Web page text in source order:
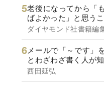
老後になってから「
ばよかった」と思う
ダイヤモンド社書籍編
メールで「～です」
とわざわざ書く人が
西田延弘